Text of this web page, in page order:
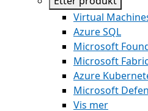
Virtual
Azure SQL
Microsoft
Microsoft Fabric
Azure
Microsoft
Vis mer